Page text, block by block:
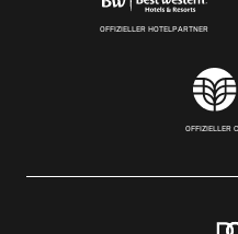
OFFIZIELLER HOTELPARTNER
OFFIZIELLER